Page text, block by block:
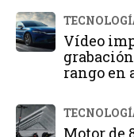
Vídeo
rango en